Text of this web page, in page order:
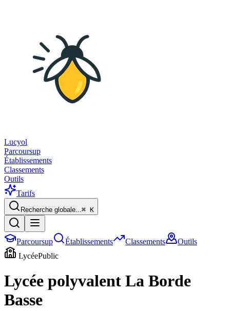
Lucyol
Parcoursup
Établissements
Classements
Outils
Tarifs
Recherche globale...⌘ K
Parcoursup Établissements Classements
Outils
LycéePublic
Lycée polyvalent La Borde
Basse